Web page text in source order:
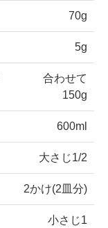
70g
5g
合わせて
150g
600ml
大さじ1/2
2かけ(2皿分)
小さじ1